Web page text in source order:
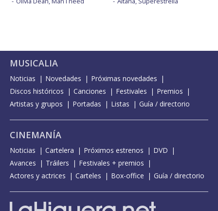
MUSICALIA
Noticias Novedades
Próximas novedades
Discos históricos
Canciones Festivales
Premios
Artistas y grupos
Portadas Listas Guía / directorio
CINEMANÍA
Noticias Cartelera Próximos estrenos
DVD
Avances
Tráilers
Festivales + premios
Actores y actrices
Carteles Box-office Guía / directorio